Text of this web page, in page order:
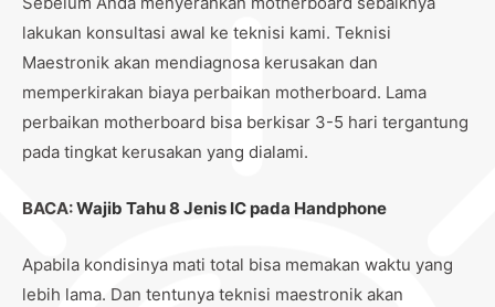
lakukan konsultasi awal ke teknisi kami. Teknisi
Maestronik akan mendiagnosa kerusakan dan
memperkirakan biaya perbaikan motherboard. Lama
perbaikan motherboard bisa berkisar 3-5 hari tergantung
pada tingkat kerusakan yang dialami.
BACA:Wajib Tahu 8 Jenis IC pada Handphone
Apabila kondisinya mati total bisa memakan waktu yang
lebih lama. Dan tentunya teknisi maestronik akan